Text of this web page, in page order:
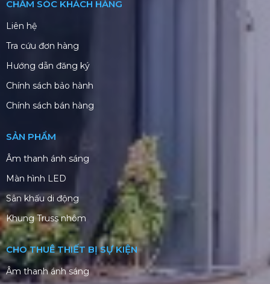
CHĂM SÓC KHÁCH HÀNG
Liên hệ
Tra cứu đơn hàng
Hướng dẫn đăng ký
Chính sách bảo hành
Chính sách bán hàng
SẢN PHẨM
Âm thanh ánh sáng
Màn hình LED
Sân khấu di động
Khung Truss nhôm
CHO THUÊ THIẾT BỊ SỰ KIỆN
Âm thanh ánh sáng